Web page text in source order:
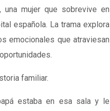
una mujer que sobrevive en
española. La trama explora
emocionales que atraviesan
familiar.
estaba en esa sala y le